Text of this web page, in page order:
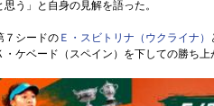
う」と自身の見解を語った。
７シードの Ｅ・スビトリナ（ウクライナ）
ケベード（スペイン）を下しての勝ち上